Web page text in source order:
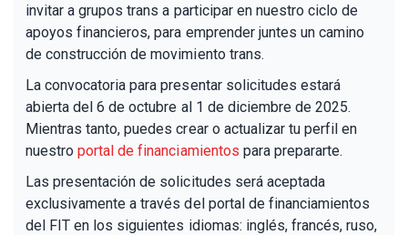
invitar a grupos trans a participar en nuestro ciclo de
apoyos financieros, para emprender juntes un camino
de construcción de movimiento trans.
La convocatoria para presentar solicitudes estará
abierta del 6 de octubre al 1 de diciembre de 2025.
Mientras tanto, puedes crear o actualizar tu perfil en
nuestroportal de financiamientos para prepararte.
Las presentación de solicitudes será aceptada
exclusivamente a través del portal de financiamientos
del FIT en los siguientes idiomas: inglés, francés, ruso,